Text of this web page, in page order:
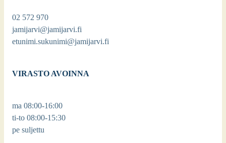
02 572 970
jamijarvi@jamijarvi.fi
etunimi.sukunimi@jamijarvi.fi
VIRASTO AVOINNA
ma 08:00-16:00
ti-to 08:00-15:30
pe suljettu